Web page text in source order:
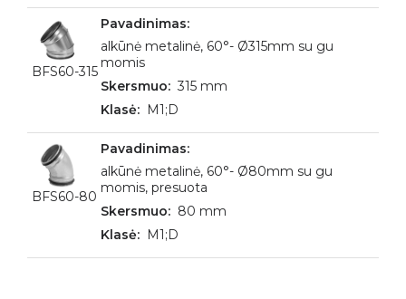
BFS60-315
alkūnė metalinė, 60°- Ø315mm su gu
momis
315 mm
M1;D
BFS60-80
alkūnė metalinė, 60°- Ø80mm su gu
momis, presuota
80 mm
M1;D